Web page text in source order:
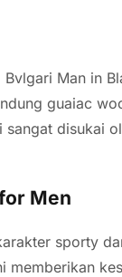
Man in
guaiac
disukai
Men
sporty